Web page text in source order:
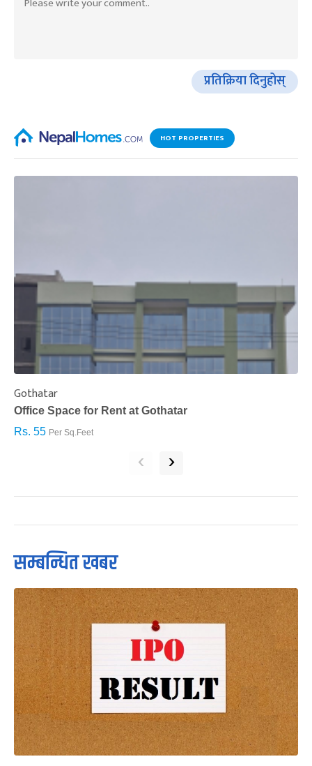
प्रतिक्रिया दिनुहोस्
HOT PROPERTIES
Gothatar
Office Space for Rent at Gothatar
Rs. 55 Per Sq.Feet
‹ ›
सम्बन्धित खबर